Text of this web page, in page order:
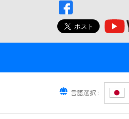
言語選択 :